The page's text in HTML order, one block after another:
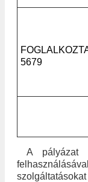
5679
A pályázat